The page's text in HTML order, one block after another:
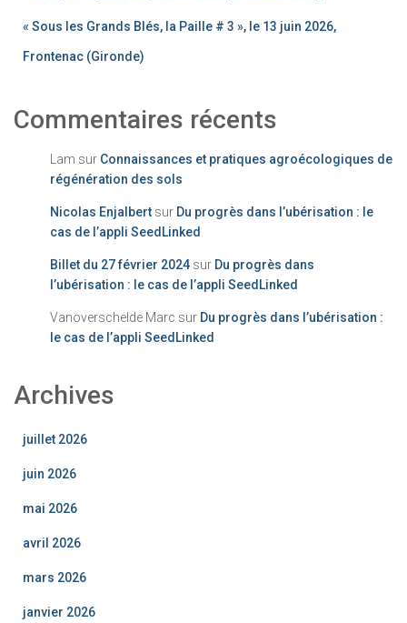
« Sous les Grands Blés, la Paille # 3 », le 13 juin 2026,
Frontenac (Gironde)
Commentaires récents
Lam sur Connaissances et pratiques agroécologiques de
régénération des sols
Nicolas Enjalbert sur Du progrès dans l’ubérisation : le
cas de l’appli SeedLinked
Billet du 27 février 2024 sur Du progrès dans
l’ubérisation : le cas de l’appli SeedLinked
Vanoverschelde Marc sur Du progrès dans l’ubérisation :
le cas de l’appli SeedLinked
Archives
juillet 2026
juin 2026
mai 2026
avril 2026
mars 2026
janvier 2026